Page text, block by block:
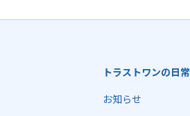
トラストワンの日常
お知らせ